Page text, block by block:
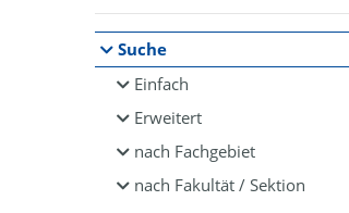
Suche
Einfach
Erweitert
nach Fachgebiet
nach Fakultät / Sektion